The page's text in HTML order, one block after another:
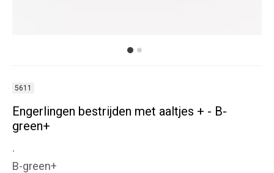
5611
Engerlingen bestrijden met aaltjes + - B-
green+
.
B-green+